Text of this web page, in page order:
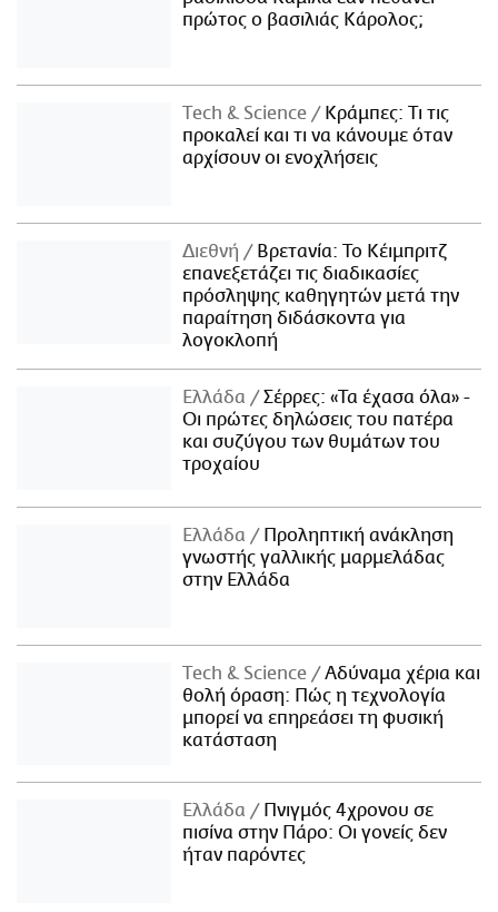
πρώτος ο βασιλιάς Κάρολος;
Τech & Science
Κράμπες: Τι τις
προκαλεί και τι να κάνουμε όταν
αρχίσουν οι ενοχλήσεις
Διεθνή
Βρετανία: Το Κέιμπριτζ
επανεξετάζει τις διαδικασίες
πρόσληψης καθηγητών μετά την
παραίτηση διδάσκοντα για
λογοκλοπή
Ελλάδα
Σέρρες: «Τα έχασα όλα» -
Οι πρώτες δηλώσεις του πατέρα
και συζύγου των θυμάτων του
τροχαίου
Ελλάδα
Προληπτική ανάκληση
γνωστής γαλλικής μαρμελάδας
στην Ελλάδα
Τech & Science
Αδύναμα χέρια και
θολή όραση: Πώς η τεχνολογία
μπορεί να επηρεάσει τη φυσική
κατάσταση
Ελλάδα
Πνιγμός 4χρονου σε
πισίνα στην Πάρο: Οι γονείς δεν
ήταν παρόντες